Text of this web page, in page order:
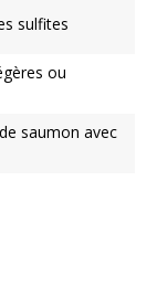
sulfites
ou
saumon avec